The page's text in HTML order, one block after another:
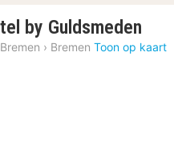
by Guldsmeden
nacht
› Bremen Toon op kaart